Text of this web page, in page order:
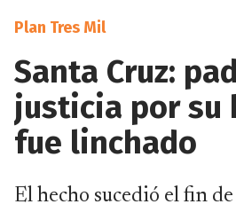
Plan Tres Mil
Santa Cruz:
justicia por su
fue linchado
El hecho sucedió el fin